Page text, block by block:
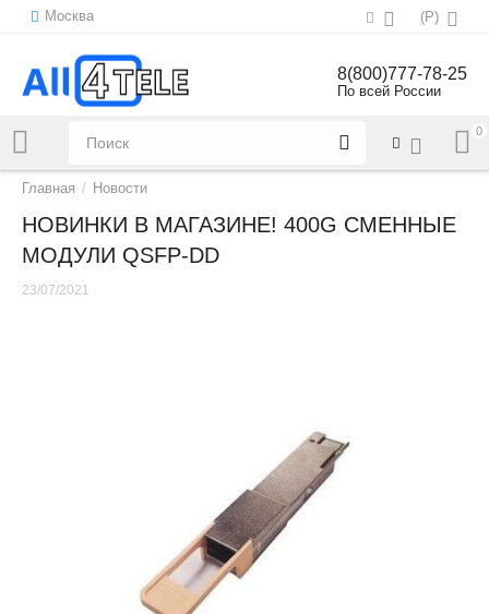
Москва (Р)
Напишите нам:sales@all4tele.com
8(800)777-78-25
По всей России
0
Главная / Новости
НОВИНКИ В МАГАЗИНЕ! 400G СМЕННЫЕ
МОДУЛИ QSFP-DD
23/07/2021